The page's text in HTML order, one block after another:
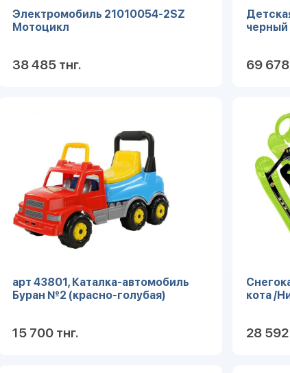
Электромобиль 21010054-2SZ
Мотоцикл
38 485 тнг.
черный
69 678
арт 43801, Каталка-автомобиль
Буран №2 (красно-голубая)
15 700 тнг.
кота /
28 592